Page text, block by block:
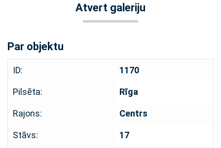
Atvert galeriju
Par objektu
ID: 1170
Pilsēta: Rīga
Rajons: Centrs
Stāvs: 17